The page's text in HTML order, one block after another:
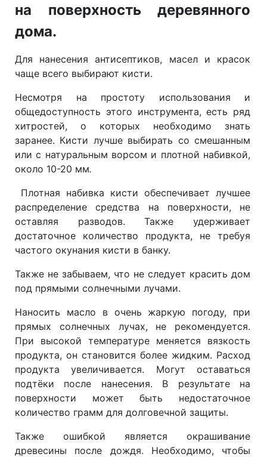
на поверхность деревянного
дома.
Для нанесения антисептиков, масел и красок
чаще всего выбирают кисти.
Несмотря на простоту использования и
общедоступность этого инструмента, есть ряд
хитростей, о которых необходимо знать
заранее. Кисти лучше выбирать со смешанным
или с натуральным ворсом и плотной набивкой,
около 10-20 мм.
Плотная набивка кисти обеспечивает лучшее
распределение средства на поверхности, не
оставляя разводов. Также удерживает
достаточное количество продукта, не требуя
частого окунания кисти в банку.
Также не забываем, что не следует красить дом
под прямыми солнечными лучами.
Наносить масло в очень жаркую погоду, при
прямых солнечных лучах, не рекомендуется.
При высокой температуре меняется вязкость
продукта, он становится более жидким. Расход
продукта увеличивается. Могут оставаться
подтёки после нанесения. В результате на
поверхности может быть недостаточное
количество грамм для долговечной защиты.
Также ошибкой является окрашивание
древесины после дождя. Необходимо, чтобы